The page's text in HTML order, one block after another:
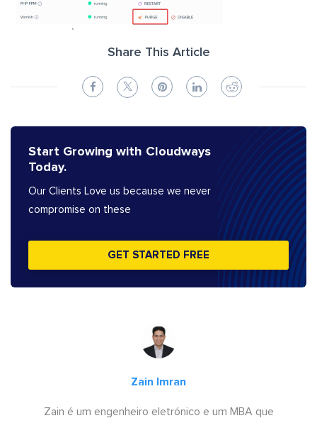
Share This Article
Start Growing with Cloudways
Today.
Our Clients Love us because we never
compromise on these
GET STARTED FREE
Zain Imran
Zain é um engenheiro eletrónico e um MBA que